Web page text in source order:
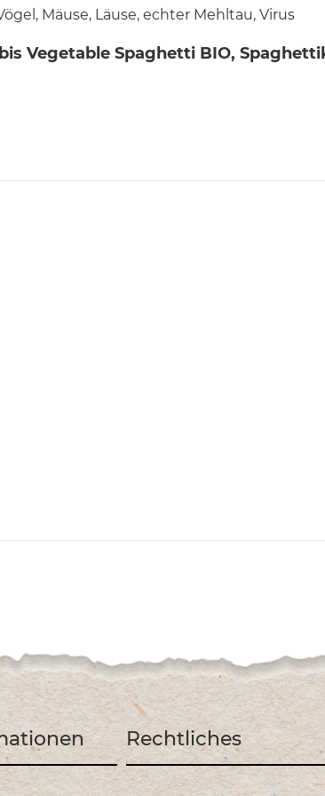
Mäuse, Läuse, echter Mehltau, Virus
Vegetable Spaghetti BIO,
Rechtliches